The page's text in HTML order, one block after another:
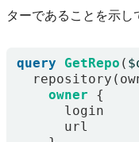
ターであることを示し
query GetRepo (
repository (
owner
{
login
url